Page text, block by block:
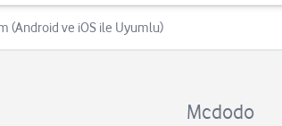
(Android ve iOS ile Uyumlu)
Mcdodo